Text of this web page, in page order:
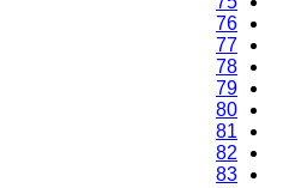
76
77
78
79
80
81
82
83